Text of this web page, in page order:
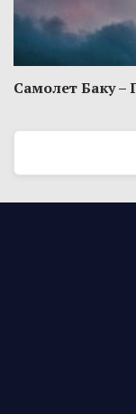
Самолет Баку –